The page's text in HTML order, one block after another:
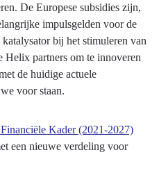
De Europese subsidies zijn,
impulsgelden voor de
bij het stimuleren van
partners om te innoveren
de huidige actuele
voor staan.
Kader (2021-2027)
een nieuwe verdeling voor